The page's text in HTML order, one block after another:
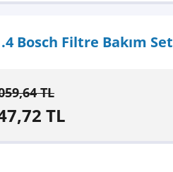
Bosch Filtre Bakım
TL
TL